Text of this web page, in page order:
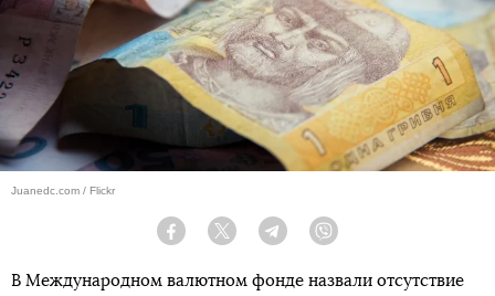
Juanedc.com / Flickr
Facebook Twitter Telegram
В Международном валютном фонде назвали отсутствие